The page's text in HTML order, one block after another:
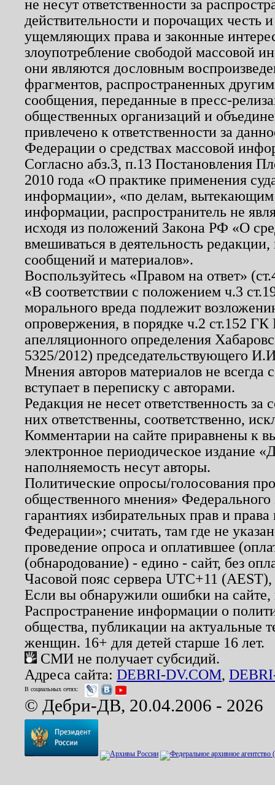
не несут ответственности за
действительности и порочащих честь
ущемляющих права и законные
злоупотребление свободой массовой
они являются дословным
фрагментов, распространенных
сообщения, переданные в пресс-
общественных организаций и
привлечено к ответственности за
Федерации о средствах массовой
Согласно абз.3, п.13 Постановления
2010 года «О практике применения
информации», «по делам, вытекающим
информации, распространитель не
исходя из положений Закона РФ «О
вмешиваться в деятельность
сообщений и материалов».
Воспользуйтесь «Правом на ответ»
«В соответствии с положением ч.3
морального вреда подлежит
опровержения, в порядке ч.2 ст.152
апелляционного определения
5325/2012) председательствующего
Мнения авторов материалов не
вступает в переписку с авторами.
Редакция не несет ответственность
них ответственны, соответственно,
Комментарии на сайте приравнены к
электронное периодическое издание
наполняемость несут авторы.
Политические опросы/голосования
общественного мнения»
гарантиях избирательных прав и
Федерации»; считать, там где не
проведение опроса и оплатившее
(обнародование) - едино - сайт, без
Часовой пояс сервера UTC+11
Если вы обнаружили ошибки на
Распространение информации о
общества, публикации на актуальные
женщин. 16+ для детей старше 16 лет.
СМИ не получает субсидий.
Адреса сайта: DEBRI-DV.COM,
В социальных сетях:
© Дебри-ДВ, 20.04.2006 - 2026